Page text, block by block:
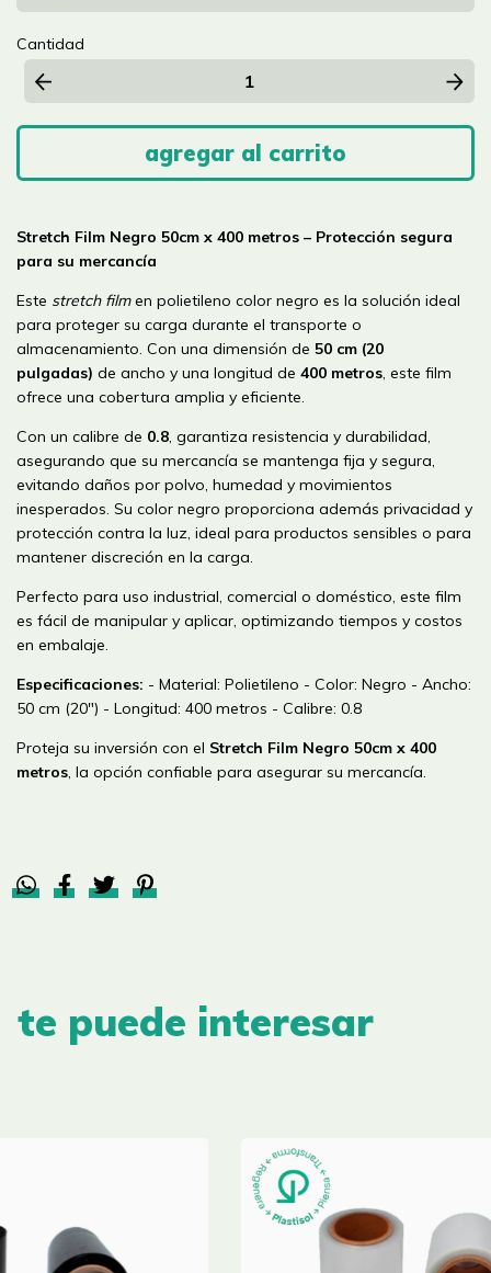
Cantidad
Stretch Film Negro 50cm x 400 metros – Protección segura
para su mercancía
Este stretch filmen polietileno color negro es la solución ideal
para proteger su carga durante el transporte o
almacenamiento. Con una dimensión de 50 cm (20
pulgadas) de ancho y una longitud de 400 metros, este film
ofrece una cobertura amplia y eficiente.
Con un calibre de 0.8, garantiza resistencia y durabilidad,
asegurando que su mercancía se mantenga fija y segura,
evitando daños por polvo, humedad y movimientos
inesperados. Su color negro proporciona además privacidad y
protección contra la luz, ideal para productos sensibles o para
mantener discreción en la carga.
Perfecto para uso industrial, comercial o doméstico, este film
es fácil de manipular y aplicar, optimizando tiempos y costos
en embalaje.
Especificaciones: - Material: Polietileno - Color: Negro - Ancho:
50 cm (20") - Longitud: 400 metros - Calibre: 0.8
Proteja su inversión con el Stretch Film Negro 50cm x 400
metros, la opción confiable para asegurar su mercancía.
te puede interesar